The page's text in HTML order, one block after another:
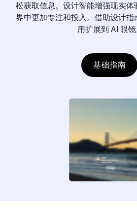
松获取信息。设计智能增强现实
界中更加专注和投入。借助设计
用扩展到 AI 眼镜
基础指南